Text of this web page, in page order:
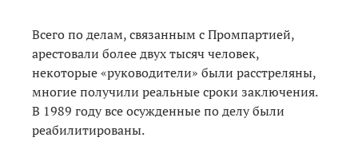
Всего по делам, связанным с Промпартией,
арестовали более двух тысяч человек,
некоторые «руководители» были расстреляны,
многие получили реальные сроки заключения.
В 1989 году все осужденные по делу были
реабилитированы.